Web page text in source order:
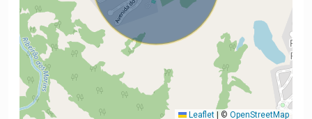
Leaflet © OpenStreetMap